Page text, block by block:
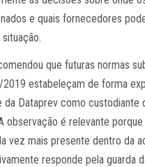
e quais fornecedores
que futuras normas
estabeleçam de forma
da Dataprev como custodiante
observação é relevante
vez mais presente dentro da
responde pela guarda